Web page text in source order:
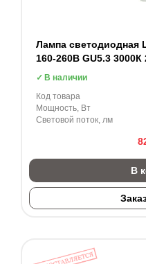
Лампа светодиодная
160-260В GU5.3 3000К
В наличии
Код товара
Мощность, Вт
Световой поток, лм
В